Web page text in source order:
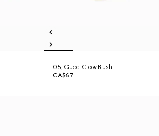
05, Gucci Glow Blush
CA$67